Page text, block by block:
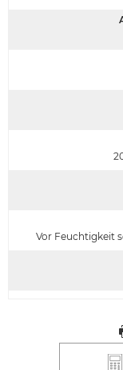
Vor Feuchtigkeit